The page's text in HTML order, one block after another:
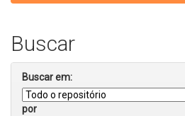
Buscar
Buscar em:
por